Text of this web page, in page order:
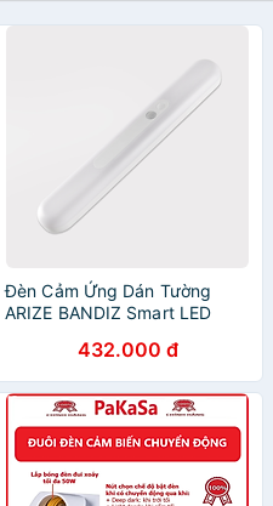
Đèn Cảm Ứng Dán Tường
ARIZE BANDIZ Smart LED
432.000 đ